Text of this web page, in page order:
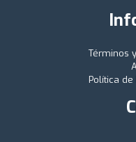
Términos
Política de